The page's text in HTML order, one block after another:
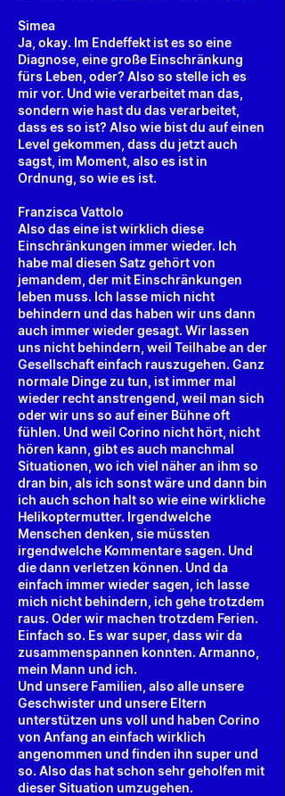
Simea
Ja, okay. Im Endeffekt ist es so eine
Diagnose, eine große Einschränkung
fürs Leben, oder? Also so stelle ich es
mir vor. Und wie verarbeitet man das,
sondern wie hast du das verarbeitet,
dass es so ist? Also wie bist du auf einen
Level gekommen, dass du jetzt auch
sagst, im Moment, also es ist in
Ordnung, so wie es ist.
Franzisca Vattolo
Also das eine ist wirklich diese
Einschränkungen immer wieder. Ich
habe mal diesen Satz gehört von
jemandem, der mit Einschränkungen
leben muss. Ich lasse mich nicht
behindern und das haben wir uns dann
auch immer wieder gesagt. Wir lassen
uns nicht behindern, weil Teilhabe an der
Gesellschaft einfach rauszugehen. Ganz
normale Dinge zu tun, ist immer mal
wieder recht anstrengend, weil man sich
oder wir uns so auf einer Bühne oft
fühlen. Und weil Corino nicht hört, nicht
hören kann, gibt es auch manchmal
Situationen, wo ich viel näher an ihm so
dran bin, als ich sonst wäre und dann bin
ich auch schon halt so wie eine wirkliche
Helikoptermutter. Irgendwelche
Menschen denken, sie müssten
irgendwelche Kommentare sagen. Und
die dann verletzen können. Und da
einfach immer wieder sagen, ich lasse
mich nicht behindern, ich gehe trotzdem
raus. Oder wir machen trotzdem Ferien.
Einfach so. Es war super, dass wir da
zusammenspannen konnten. Armanno,
mein Mann und ich.
Und unsere Familien, also alle unsere
Geschwister und unsere Eltern
unterstützen uns voll und haben Corino
von Anfang an einfach wirklich
angenommen und finden ihn super und
so. Also das hat schon sehr geholfen mit
dieser Situation umzugehen.